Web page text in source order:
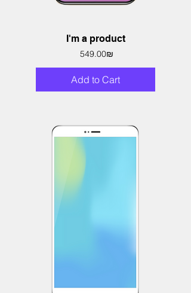
I'm a product
Price ‏549.00 ‏₪
Add to Cart